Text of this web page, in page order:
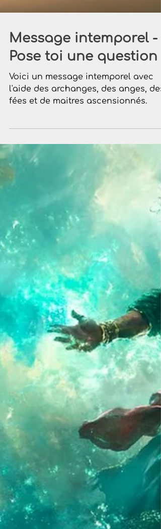
Pose toi une question
Voici un message intemporel avec
l'aide des archanges, des anges, des
fées et de maitres ascensionnés.